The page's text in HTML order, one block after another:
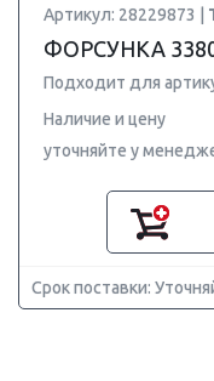
Артикул: 28229873 |
ФОРСУНКА
Подходит для
Наличие и цену
уточняйте у
Срок поставки: